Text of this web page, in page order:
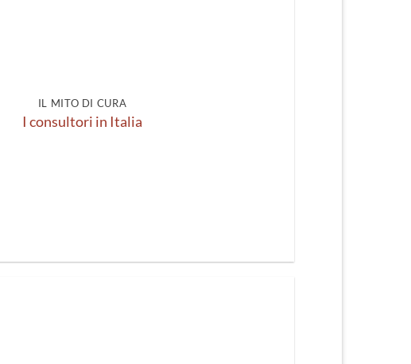
IL MITO DI CURA
I consultori in Italia